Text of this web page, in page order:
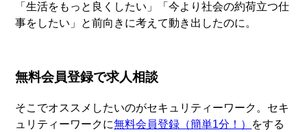
「生活をもっと良くしたい」「今より社会の約荷立つ仕
事をしたい」と前向きに考えて動き出したのに。
無料会員登録で求人相談
そこでオススメしたいのがセキュリティーワーク。セキ
ュリティーワークに無料会員登録（簡単1分！） をする